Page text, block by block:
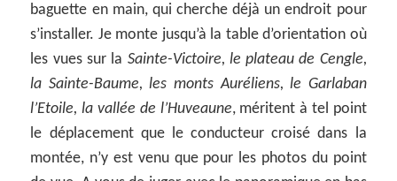
baguette en main, qui cherche déjà un endroit pour
s’installer. Je monte jusqu’à la table d’orientation où
les vues sur la Sainte-Victoire, le plateau de Cengle,
la Sainte-Baume, les monts Auréliens, le Garlaban
l’Etoile, la vallée de l’Huveaune, méritent à tel point
le déplacement que le conducteur croisé dans la
montée, n’y est venu que pour les photos du point